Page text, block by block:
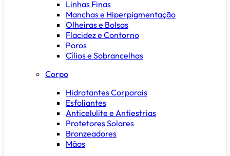
Linhas Finas
Manchas e Hiperpigmentação
Olheiras e Bolsas
Flacidez e Contorno
Poros
Cílios e Sobrancelhas
Corpo
Hidratantes Corporais
Esfoliantes
Anticelulite e Antiestrias
Protetores Solares
Bronzeadores
Mãos